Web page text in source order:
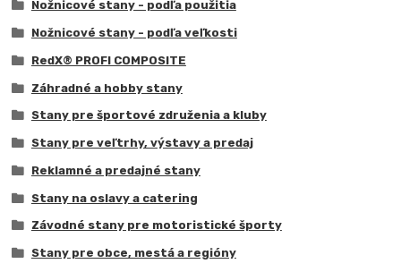
Nožnicové stany - podľa použitia
Nožnicové stany - podľa veľkosti
RedX® PROFI COMPOSITE
Záhradné a hobby stany
Stany pre športové združenia a kluby
Stany pre veľtrhy, výstavy a predaj
Reklamné a predajné stany
Stany na oslavy a catering
Závodné stany pre motoristické športy
Stany pre obce, mestá a regióny